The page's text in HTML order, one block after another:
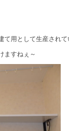
て用として生産されて
ますねぇ～